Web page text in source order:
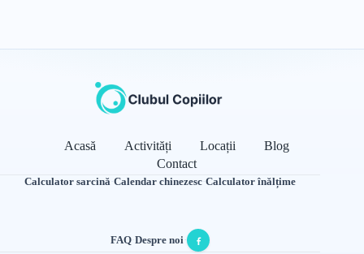
Acasă Activități Locații
Blog
Contact
Calculator sarcină·Calendar chinezesc·Calculator înălțime
FAQ·Despre noi·